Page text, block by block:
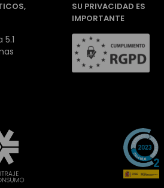
SU PRIVACIDAD ES
IMPORTANTE